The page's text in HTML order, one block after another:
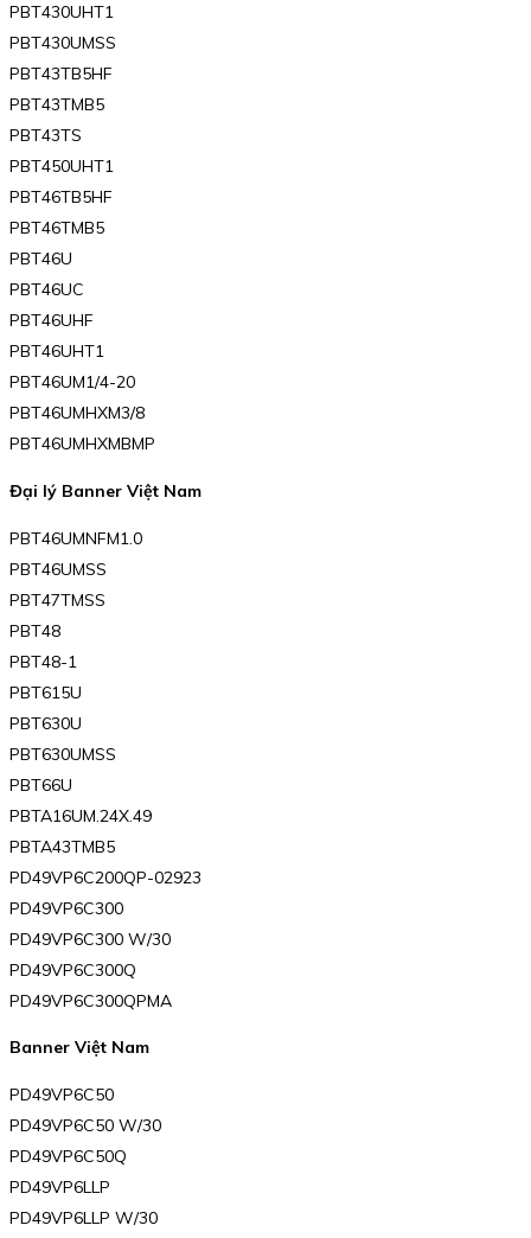
PBT430UHT1
PBT430UMSS
PBT43TB5HF
PBT43TMB5
PBT43TS
PBT450UHT1
PBT46TB5HF
PBT46TMB5
PBT46U
PBT46UC
PBT46UHF
PBT46UHT1
PBT46UM1/4-20
PBT46UMHXM3/8
PBT46UMHXMBMP
Đại lý Banner Việt Nam
PBT46UMNFM1.0
PBT46UMSS
PBT47TMSS
PBT48
PBT48-1
PBT615U
PBT630U
PBT630UMSS
PBT66U
PBTA16UM.24X.49
PBTA43TMB5
PD49VP6C200QP-02923
PD49VP6C300
PD49VP6C300 W/30
PD49VP6C300Q
PD49VP6C300QPMA
Banner Việt Nam
PD49VP6C50
PD49VP6C50 W/30
PD49VP6C50Q
PD49VP6LLP
PD49VP6LLP W/30